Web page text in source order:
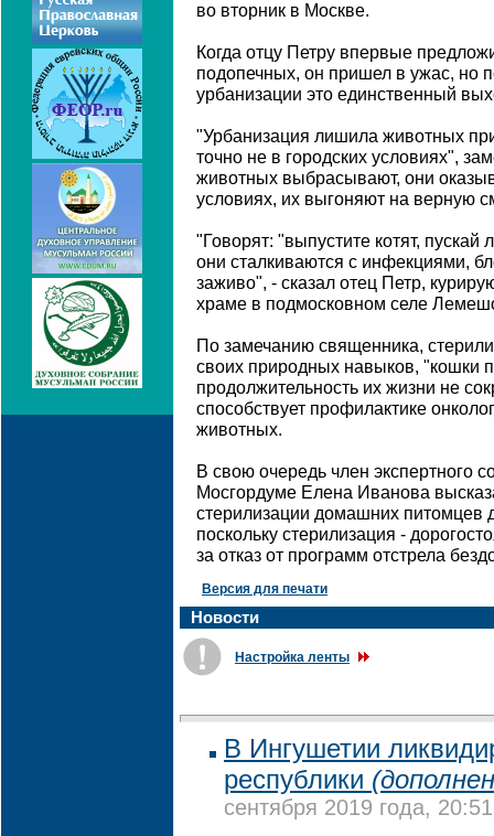
во вторник в Москве.
Когда отцу Петру впервые
подопечных, он пришел в ужас, но
урбанизации это единственный
"Урбанизация лишила животных
точно не в городских условиях",
животных выбрасывают, они
условиях, их выгоняют на верную
"Говорят: "выпустите котят,
они сталкиваются с инфекциями,
заживо", - сказал отец Петр,
храме в подмосковном селе
По замечанию священника,
своих природных навыков, "кошки
продолжительность их жизни не
способствует профилактике
животных.
В свою очередь член экспертного
Мосгордуме Елена Иванова
стерилизации домашних питомцев
поскольку стерилизация -
за отказ от программ отстрела
Версия для печати
Новости
Настройка ленты
В Ингушетии
республики
сентября 2019 года, 20:51